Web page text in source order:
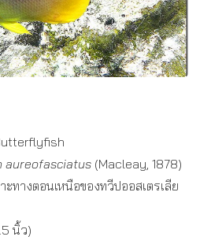
aureofasciatus (Macleay, 1878)
ทางตอนเหนือของทวีปออสเตรเลีย
นิ้ว)